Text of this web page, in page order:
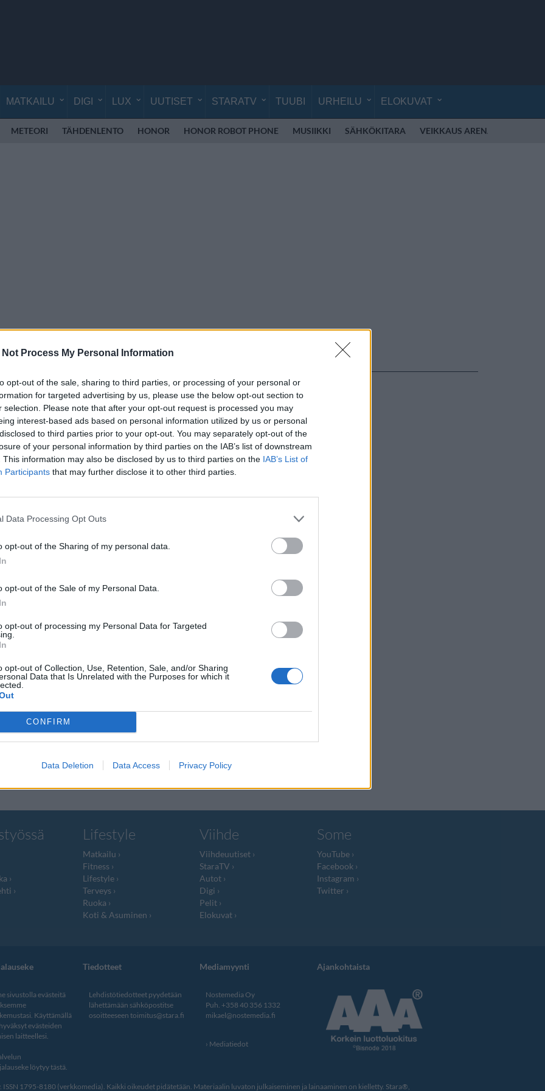
Not Process My Personal Information
opt-out of the sale, sharing to third parties, or processing of your personal or
for targeted advertising by us, please use the below opt-out section to
selection. Please note that after your opt-out request is processed you may
interest-based ads based on personal information utilized by us or personal
to third parties prior to your opt-out. You may separately opt-out of the
of your personal information by third parties on the IAB’s list of downstream
This information may also be disclosed by us to third parties on the IAB’s List of
Participants that may further disclose it to other third parties.
Data Processing Opt Outs
opt-out of the Sharing of my personal data.
opt-out of the Sale of my Personal Data.
opt-out of processing my Personal Data for Targeted
opt-out of Collection, Use, Retention, Sale, and/or Sharing
Data that Is Unrelated with the Purposes for which it
CONFIRM
Data Deletion Data Access Privacy Policy
MATKAILU DIGI LUX UUTISET STARATV TUUBI URHEILU ELOKUVAT
METEORI TÄHDENLENTO HONOR HONOR ROBOT PHONE MUSIIKKI SÄHKÖKITARA VEIKKAUS ARENA
Lifestyle
Matkailu
Fitness
Lifestyle
Terveys
Ruoka
Koti & Asuminen
Viihde
Viihdeuutiset
StaraTV
Autot
Digi
Pelit
Elokuvat
Some
YouTube
Facebook
Instagram
Twitter
sivustolla evästeitä
Käyttämällä
evästeiden
laitteellesi.
löytyy tästä.
Tiedotteet
Lehdistötiedotteet pyydetään
lähettämään sähköpostitse
osoitteeseen toimitus@stara.fi
Mediamyynti
Nostemedia Oy
Puh. +358 40 356 1332
mikael@nostemedia.fi
Mediatiedot
Ajankohtaista
1795-8180 (verkkomedia). Kaikki oikeudet pidätetään. Materiaalin luvaton julkaiseminen ja lainaaminen on kielletty. Stara®,